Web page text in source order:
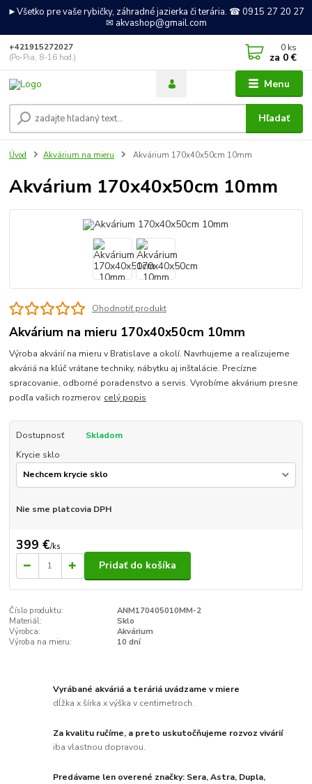
►Všetko pre vaše rybičky, záhradné jazierka či terária. ☎ 0915 27 20 27
✉ akvashop@gmail.com
Menu
Hľadať
+421915272027
(Po-Pia, 8-16 hod.)
0 ks
za 0 €
Úvod Akvárium na mieru Akvárium 170x40x50cm 10mm
Akvárium 170x40x50cm 10mm
Ohodnotiť produkt
Akvárium na mieru 170x40x50cm 10mm
Výroba akvárií na mieru v Bratislave a okolí. Navrhujeme a realizujeme
akváriá na kľúč vrátane techniky, nábytku aj inštalácie. Precízne
spracovanie, odborné poradenstvo a servis. Vyrobíme akvárium presne
podľa vašich rozmerov. celý popis
Dostupnosť
Skladom
Krycie sklo
Nie sme platcovia DPH
399 €/ks
Pridať do košíka
Číslo produktu:
ANM170405010MM-2
Materiál:
Sklo
Výrobca:
Akvárium
Výroba na mieru:
10 dní
Vyrábané akváriá a teráriá uvádzame v miere
dĺžka x šírka x výška v centimetroch.
Za kvalitu ručíme, a preto uskutočňujeme rozvoz vivárií
iba vlastnou dopravou.
Predávame len overené značky: Sera, Astra, Dupla,